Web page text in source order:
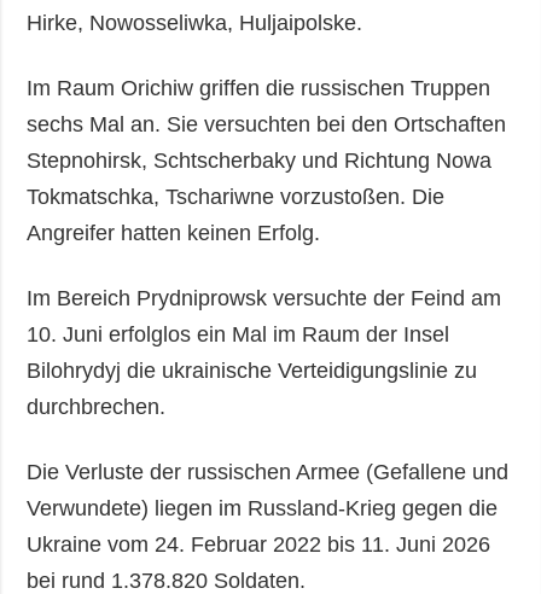
Hirke, Nowosseliwka, Huljaipolske.
Im Raum Orichiw griffen die russischen Truppen
sechs Mal an. Sie versuchten bei den Ortschaften
Stepnohirsk, Schtscherbaky und Richtung Nowa
Tokmatschka, Tschariwne vorzustoßen. Die
Angreifer hatten keinen Erfolg.
Im Bereich Prydniprowsk versuchte der Feind am
10. Juni erfolglos ein Mal im Raum der Insel
Bilohrydyj die ukrainische Verteidigungslinie zu
durchbrechen.
Die Verluste der russischen Armee (Gefallene und
Verwundete) liegen im Russland-Krieg gegen die
Ukraine vom 24. Februar 2022 bis 11. Juni 2026
bei rund 1.378.820 Soldaten.